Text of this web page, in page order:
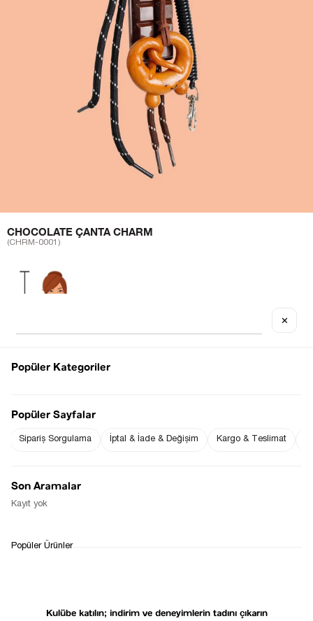
CHOCOLATE ÇANTA CHARM
(CHRM-0001)
İADE&DEĞİŞİM
Kulübe katılın; indirim ve deneyimlerin tadını çıkarın
✕
Popüler Kategoriler
Popüler Sayfalar
Sipariş Sorgulama İptal & İade & Değişim Kargo & Teslimat
Son Aramalar
Kayıt yok
Popüler Ürünler